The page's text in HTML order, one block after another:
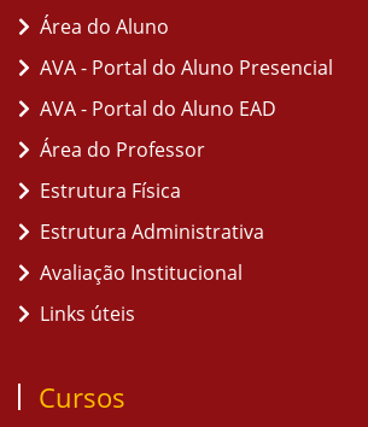
Área do Aluno
AVA - Portal do Aluno Presencial
AVA - Portal do Aluno EAD
Área do Professor
Estrutura Física
Estrutura Administrativa
Avaliação Institucional
Links úteis
Cursos